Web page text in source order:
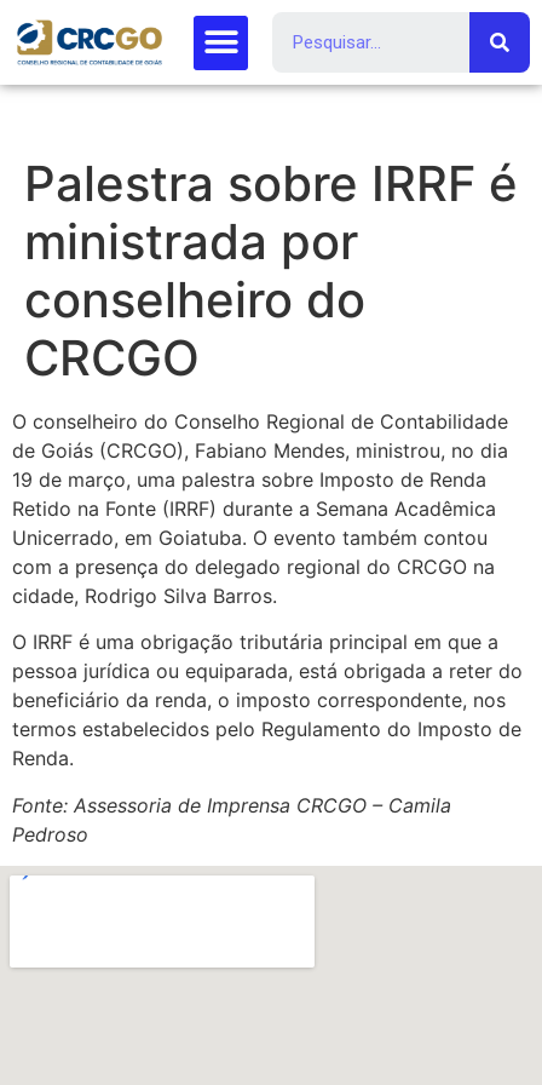
Palestra sobre IRRF é
ministrada por
conselheiro do
CRCGO
O conselheiro do Conselho Regional de Contabilidade
de Goiás (CRCGO), Fabiano Mendes, ministrou, no dia
19 de março, uma palestra sobre Imposto de Renda
Retido na Fonte (IRRF) durante a Semana Acadêmica
Unicerrado, em Goiatuba. O evento também contou
com a presença do delegado regional do CRCGO na
cidade, Rodrigo Silva Barros.
O IRRF é uma obrigação tributária principal em que a
pessoa jurídica ou equiparada, está obrigada a reter do
beneficiário da renda, o imposto correspondente, nos
termos estabelecidos pelo Regulamento do Imposto de
Renda.
Fonte: Assessoria de Imprensa CRCGO – Camila
Pedroso